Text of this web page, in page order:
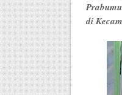
di